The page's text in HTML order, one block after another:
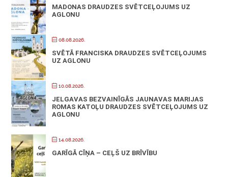
MADONAS DRAUDZES SVĒTCEĻOJUMS UZ
AGLONU
08.08.2026.
SVĒTĀ FRANCISKA DRAUDZES SVĒTCEĻOJUMS
UZ AGLONU
10.08.2026.
JELGAVAS BEZVAINĪGĀS JAUNAVAS MARIJAS
ROMAS KATOĻU DRAUDZES SVĒTCEĻOJUMS UZ
AGLONU
14.08.2026.
GARĪGĀ CĪŅA – CEĻŠ UZ BRĪVĪBU